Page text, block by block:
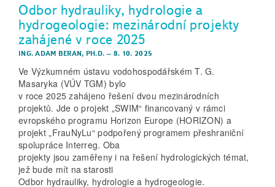
Odbor hydrauliky, hydrologie a
hydrogeologie: mezinárodní projekty
zahájené v roce 2025
ING. ADAM BERAN, PH.D. –8. 10. 2025
Ve Výzkumném ústavu vodohospodářském T. G.
Masaryka (VÚV TGM) bylo
v roce 2025 zahájeno řešení dvou mezinárodních
projektů. Jde o projekt „SWIM“ financovaný v rámci
evropského programu Horizon Europe (HORIZON) a
projekt „FrauNyLu“ podpořený programem přeshraniční
spolupráce Interreg. Oba
projekty jsou zaměřeny i na řešení hydrologických témat,
jež bude mít na starosti
Odbor hydrauliky, hydrologie a hydrogeologie.